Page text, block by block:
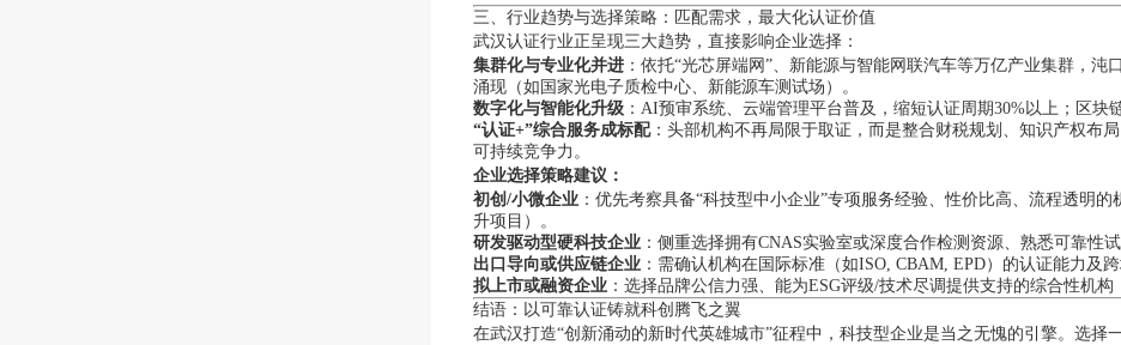
三、行业趋势与选择策略：匹配需求，最大化认证价值
武汉认证行业正呈现三大趋势，直接影响企业选择：
集群化与专业化并进 ：依托“光芯屏端网”、新能源与智能网联汽车等万亿产业集群，
涌现（如国家光电子质检中心、新能源车测试场）。
数字化与智能化升级 ：AI预审系统、云端管理平台普及，缩短认证周期30%以上；区块
“认证+”综合服务成标配：头部机构不再局限于取证，而是整合财税规划、知识产权布
可持续竞争力。
企业选择策略建议：
初创/小微企业 ：优先考察具备“科技型中小企业”专项服务经验、性价比高、流程透明
升项目）。
研发驱动型硬科技企业 ：侧重选择拥有CNAS实验室或深度合作检测资源、熟悉可靠性
出口导向或供应链企业 ：需确认机构在国际标准（如ISO, CBAM, EPD）的认证能力及
拟上市或融资企业 ：选择品牌公信力强、能为ESG评级/技术尽调提供支持的综合性机构
结语：以可靠认证铸就科创腾飞之翼
在武汉打造“创新涌动的新时代英雄城市”征程中，科技型企业是当之无愧的引擎。选择